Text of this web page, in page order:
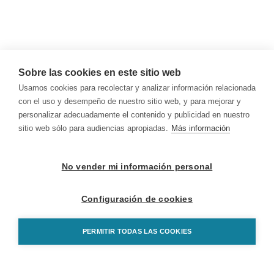
Sobre las cookies en este sitio web
Usamos cookies para recolectar y analizar información relacionada
con el uso y desempeño de nuestro sitio web, y para mejorar y
personalizar adecuadamente el contenido y publicidad en nuestro
sitio web sólo para audiencias apropiadas. Más información
No vender mi información personal
Configuración de cookies
PERMITIR TODAS LAS COOKIES